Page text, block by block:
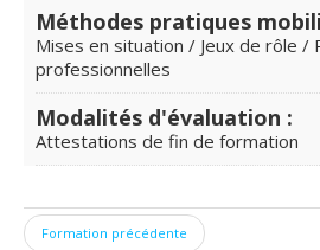
Méthodes pratiques
Mises en situation / Jeux de rôle /
professionnelles
Modalités d'évaluation :
Attestations de fin de formation
Formation précédente